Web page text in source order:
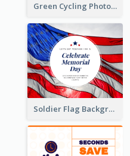
Green Cycling Photo Circles Cycling Team Facebook Post
Soldier Flag Background Memorial Day Facebook Post